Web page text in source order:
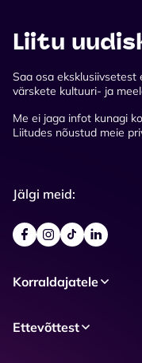
Liitu
Saa osa eksklusiivsetest
värskete kultuuri- ja
Me ei jaga infot kunagi
Liitudes nõustud meie
Jälgi meid:
Korraldajatele
Ettevõttest